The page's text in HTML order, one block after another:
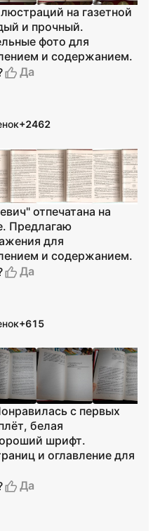
на газетной
и прочный.
фото для
и содержанием.
Да
+2462
отпечатана на
Предлагаю
для
и содержанием.
Да
+615
с первых
белая
шрифт.
и оглавление для
Да